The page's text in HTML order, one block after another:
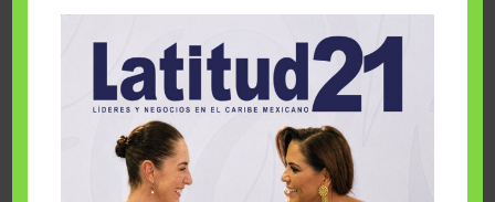
Cuando la solidaridad inspira; cumplen
sueños Fairmont Mayakoba y Make-A-Wish